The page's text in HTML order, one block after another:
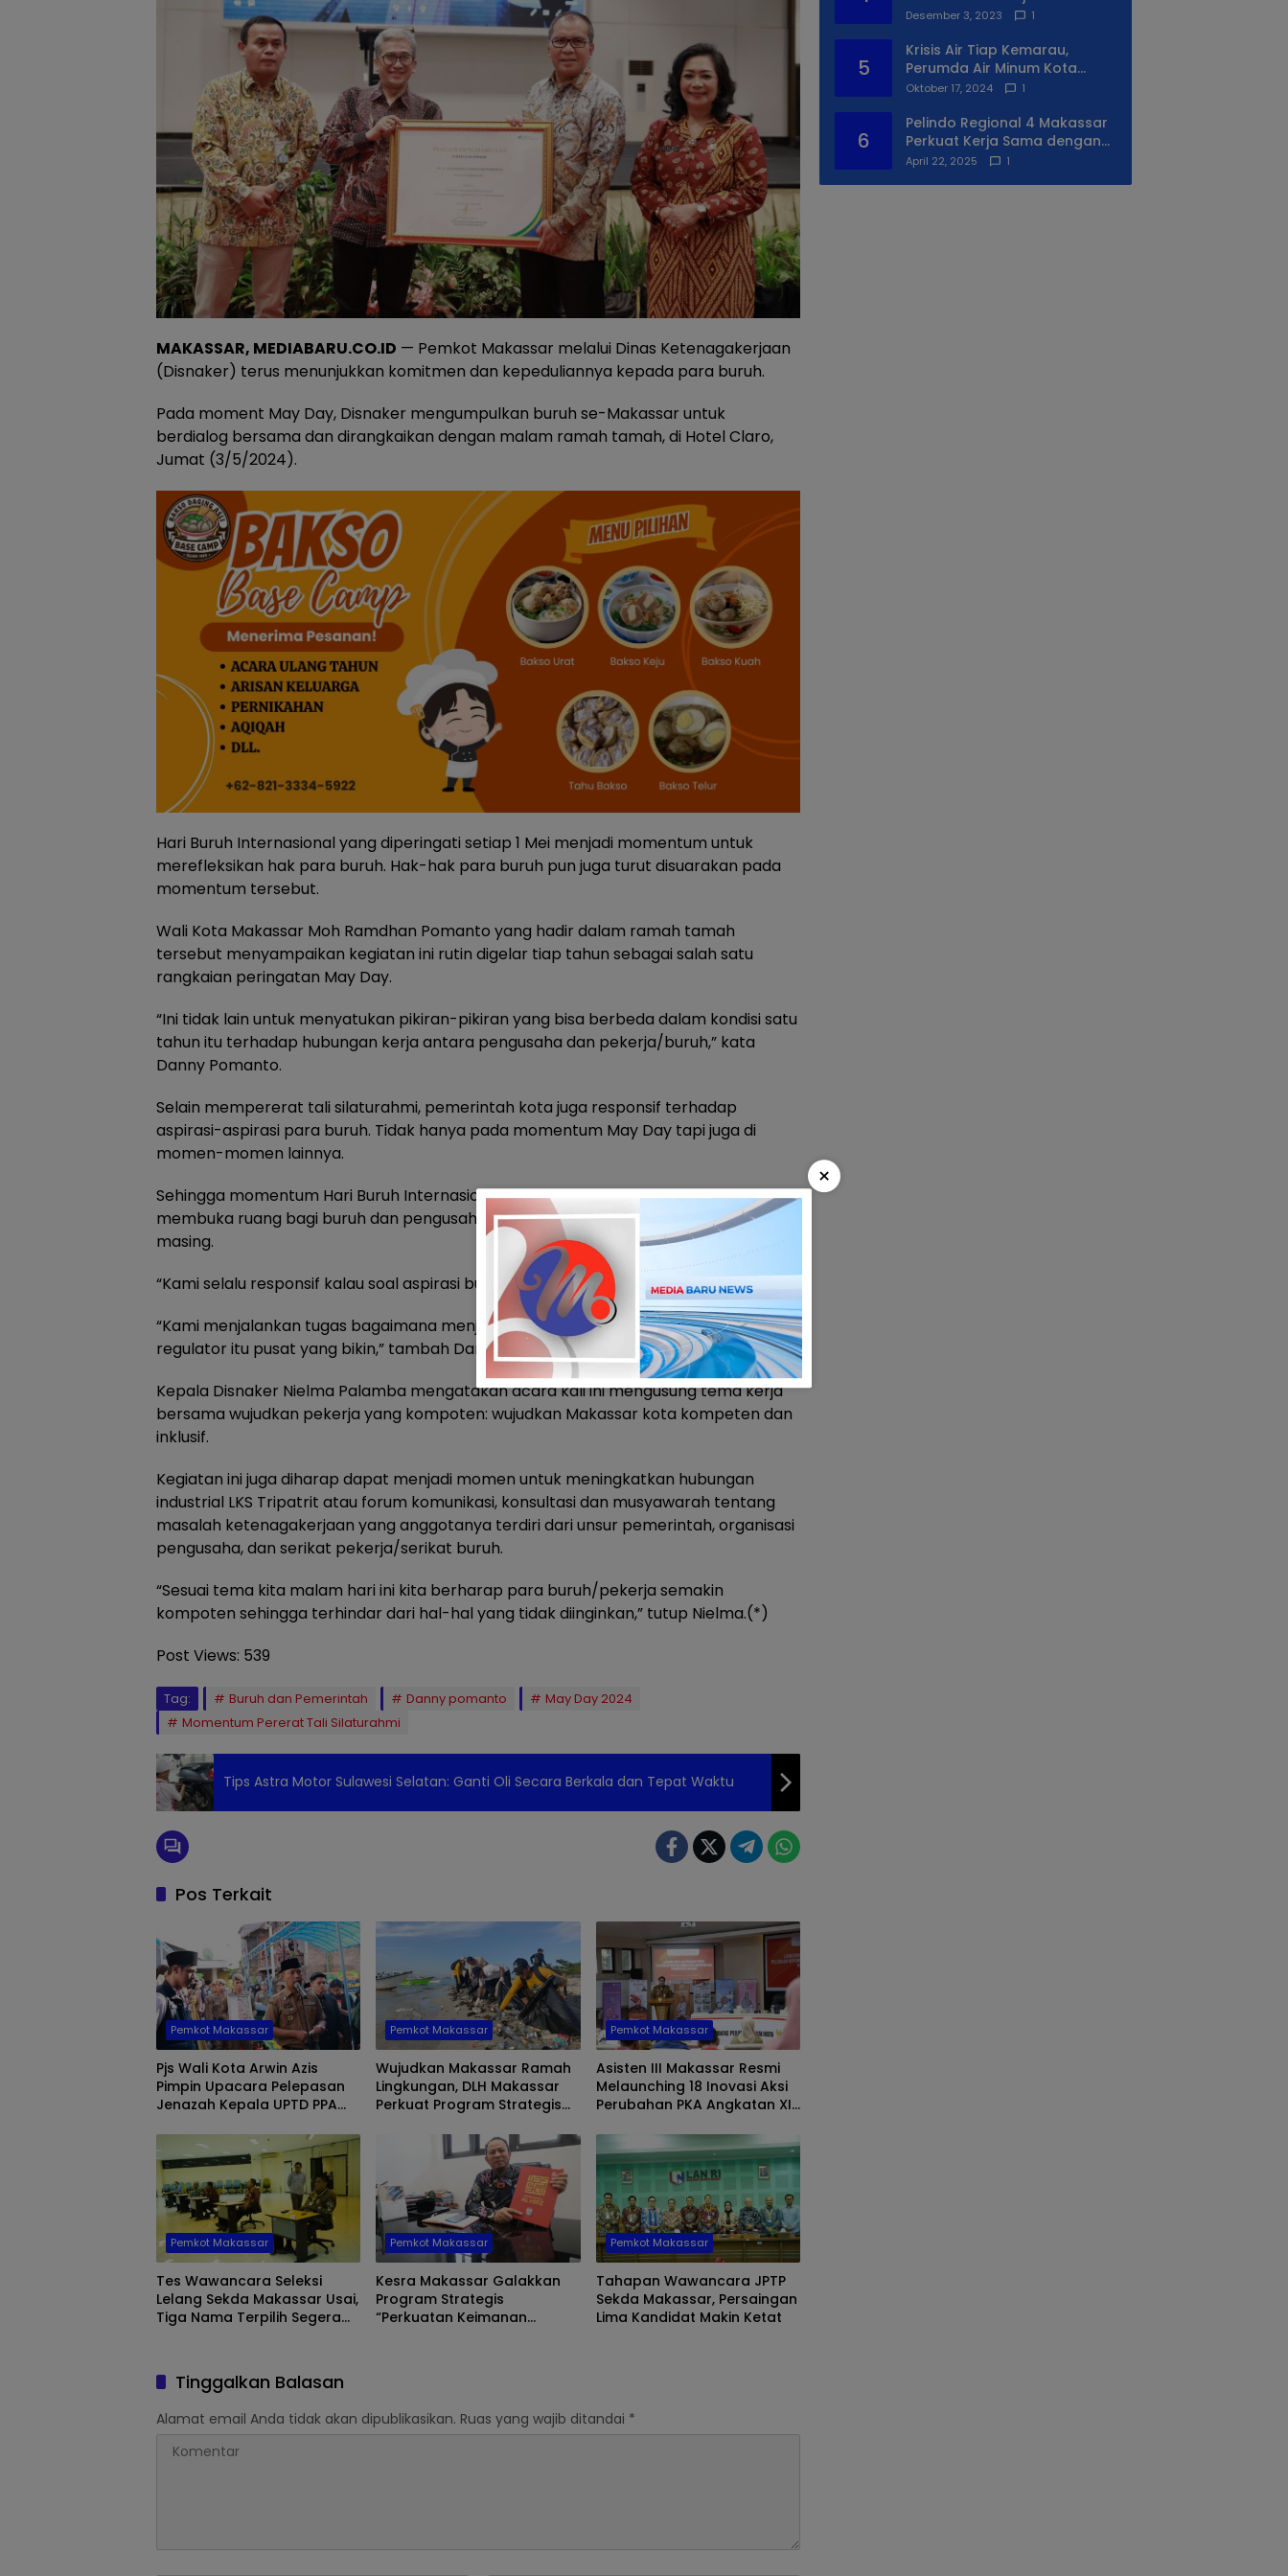
MAKASSAR, MEDIABARU.CO.ID — Pemkot Makassar melalui Dinas Ketenagakerjaan
(Disnaker) terus menunjukkan komitmen dan kepeduliannya kepada para buruh.
Pada moment May Day, Disnaker mengumpulkan buruh se-Makassar untuk
berdialog bersama dan dirangkaikan dengan malam ramah tamah, di Hotel Claro,
Jumat (3/5/2024).
Hari Buruh Internasional yang diperingati setiap 1 Mei menjadi momentum untuk
merefleksikan hak para buruh. Hak-hak para buruh pun juga turut disuarakan pada
momentum tersebut.
Wali Kota Makassar Moh Ramdhan Pomanto yang hadir dalam ramah tamah
tersebut menyampaikan kegiatan ini rutin digelar tiap tahun sebagai salah satu
rangkaian peringatan May Day.
“Ini tidak lain untuk menyatukan pikiran-pikiran yang bisa berbeda dalam kondisi satu
tahun itu terhadap hubungan kerja antara pengusaha dan pekerja/buruh,” kata
Danny Pomanto.
Selain mempererat tali silaturahmi, pemerintah kota juga responsif terhadap
aspirasi-aspirasi para buruh. Tidak hanya pada momentum May Day tapi juga di
momen-momen lainnya.
Sehingga momentum Hari Buruh Internasional harus disikapi secara profesional. Juga
membuka ruang bagi buruh dan pengusaha bertemu dalam pikiran mereka masing-
masing.
“Kami selalu responsif kalau soal aspirasi buruh,” tuturnya.
“Kami menjalankan tugas bagaimana menjadi fasilitator, mediator, sedangkan
regulator itu pusat yang bikin,” tambah Danny Pomanto.
Kepala Disnaker Nielma Palamba mengatakan acara kali ini mengusung tema kerja
bersama wujudkan pekerja yang kompoten: wujudkan Makassar kota kompeten dan
inklusif.
Kegiatan ini juga diharap dapat menjadi momen untuk meningkatkan hubungan
industrial LKS Tripatrit atau forum komunikasi, konsultasi dan musyawarah tentang
masalah ketenagakerjaan yang anggotanya terdiri dari unsur pemerintah, organisasi
pengusaha, dan serikat pekerja/serikat buruh.
“Sesuai tema kita malam hari ini kita berharap para buruh/pekerja semakin
kompoten sehingga terhindar dari hal-hal yang tidak diinginkan,” tutup Nielma.(*)
Post Views: 539
Tag: Buruh dan Pemerintah Danny pomanto
May Day 2024
Momentum Pererat Tali Silaturahmi
Tips Astra Motor Sulawesi Selatan: Ganti Oli Secara Berkala dan Tepat Waktu
Pos Terkait
Pemkot Makassar
Pjs Wali Kota Arwin Azis
Pimpin Upacara Pelepasan
Jenazah Kepala UPTD PPA
Hasbullah
Pemkot Makassar
Wujudkan Makassar Ramah
Lingkungan, DLH Makassar
Perkuat Program Strategis
Persampahan
Pemkot Makassar
Asisten III Makassar Resmi
Melaunching 18 Inovasi Aksi
Perubahan PKA Angkatan XII
Pemkot Makassar
Tes Wawancara Seleksi
Lelang Sekda Makassar Usai,
Tiga Nama Terpilih Segera
Pemkot Makassar
Kesra Makassar Galakkan
Program Strategis
“Perkuatan Keimanan
Pemkot Makassar
Tahapan Wawancara JPTP
Sekda Makassar, Persaingan
Lima Kandidat Makin Ketat
Tinggalkan Balasan
Alamat email Anda tidak akan dipublikasikan. Ruas yang wajib ditandai *
Syukuran Ke II
Desember 3, 2023 1
5
Krisis Air Tiap Kemarau,
Perumda Air Minum Kota
Makassar Beri Solusi Terbaik
Oktober 17, 2024 1
6
Pelindo Regional 4 Makassar
Perkuat Kerja Sama dengan
PIP Makassar Lewat Praktek
April 22, 2025 1
×